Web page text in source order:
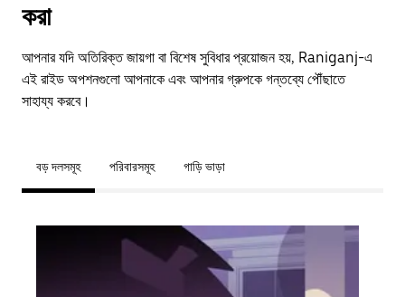
করা
আপনার যদি অতিরিক্ত জায়গা বা বিশেষ সুবিধার প্রয়োজন হয়, Raniganj-এ
এই রাইড অপশনগুলো আপনাকে এবং আপনার গ্রুপকে গন্তব্যে পৌঁছাতে
সাহায্য করবে।
বড় দলসমূহ পরিবারসমূহ গাড়ি ভাড়া